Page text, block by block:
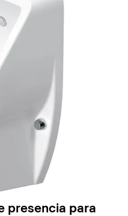
presencia para